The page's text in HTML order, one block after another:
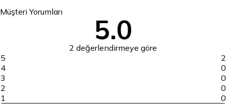
Müşteri Yorumları
5.0
2 değerlendirmeye göre
5
2
4
0
3
0
2
0
1
0